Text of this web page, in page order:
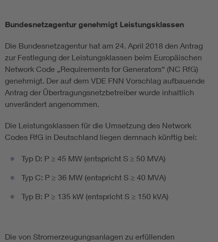
Digitalisierung und Metering
Versorgungsqualität Stromnetze
Umwelt- und Naturschutz
Regelsetzung
Bundesnetzagentur genehmigt Leistungsklassen
Die Bundesnetzagentur hat am 24. April 2018 den Antrag
zur Festlegung der Leistungsklassen beim Europäischen
Network Code „Requirements for Generators“ (NC RfG)
genehmigt. Der auf dem VDE FNN Vorschlag aufbauende
Antrag der Übertragungsnetzbetreiber wurde inhaltlich
unverändert angenommen.
Die Leistungsklassen für die Umsetzung des Network
Codes RfG in Deutschland liegen demnach künftig bei:
Typ D: P ≥ 45 MW (entspricht S ≥ 50 MVA)
Typ C: P ≥ 36 MW (entspricht S ≥ 40 MVA)
Typ B: P ≥ 135 kW (entspricht S ≥ 150 kVA)
Die von Stromerzeugungsanlagen zu erfüllenden